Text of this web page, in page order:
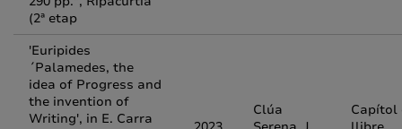
(2ª etap
'Euripides
´Palamedes, the
idea of Progress and
the invention of
Writing', in E. Carra
Clúa
Capítol